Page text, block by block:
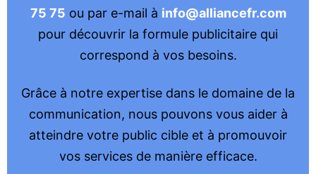
75 75 ou par e-mail à info@alliancefr.com
pour découvrir la formule publicitaire qui
correspond à vos besoins.
Grâce à notre expertise dans le domaine de la
communication, nous pouvons vous aider à
atteindre votre public cible et à promouvoir
vos services de manière efficace.